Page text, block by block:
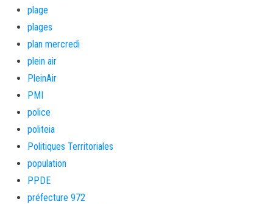
plage
plages
plan mercredi
plein air
PleinAir
PMI
police
politeia
Politiques Territoriales
population
PPDE
préfecture 972